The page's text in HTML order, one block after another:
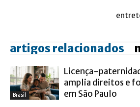
artigos relacionados
Brasil
Licença-
amplia direitos e
em São Paulo